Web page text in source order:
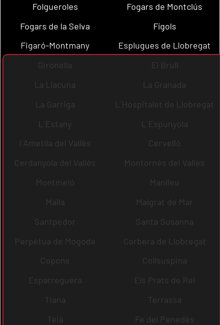
Folgueroles
Fogars de Montclús
Fogars de la Selva
Fígols
Figaró-Montmany
Esplugues de Llobregat
Gironella
El Brull
La Llacuna
La Granada
La Garriga
L´Hospitalet de Llobregat
L´Estany
L´Espunyola
l´Ametlla del Vallès
Cervelló
Cerdanyola del Vallès
Montornès del Vallès
Montmeló
Manlleu
Malla
Malgrat de Mar
Santpedor
Santa Susanna
Perpètua de Mogoda
Corbera de Llobregat
Copons
Collsuspina
Esparreguera
Els Prats de Rei
Tiana
Terrassa
Teià
Fe del Penedès